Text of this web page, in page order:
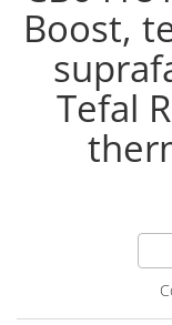
Boost,
Tefal